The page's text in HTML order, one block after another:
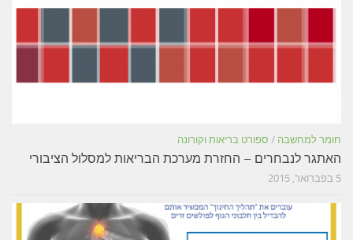
חומר למחשבה / ספורט בריאות וקורונה
האתגר לנבחרים – החזרת מערכת הבריאות למסלול הציבורי
5 בפברואר, 2015